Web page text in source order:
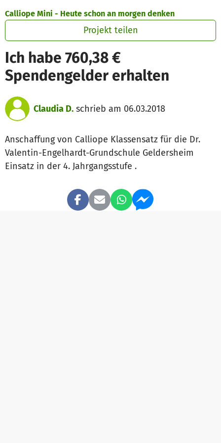
Calliope Mini - Heute schon an morgen denken
Projekt teilen
Ich habe 760,38 €
Spendengelder erhalten
Claudia D. schrieb am 06.03.2018
Anschaffung von Calliope Klassensatz für die Dr.
Valentin-Engelhardt-Grundschule Geldersheim
Einsatz in der 4. Jahrgangsstufe .